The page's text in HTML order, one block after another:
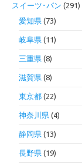
スイーツ･パン (291)
愛知県 (73)
岐阜県 (11)
三重県 (8)
滋賀県 (8)
東京都 (22)
神奈川県 (4)
静岡県 (13)
長野県 (19)